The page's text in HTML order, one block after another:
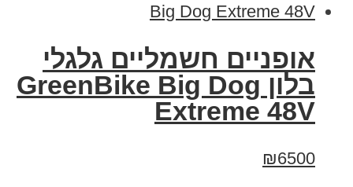
אופניים חשמליים גלגלי
בלון GreenBike Big Dog
Extreme 48V
₪6500